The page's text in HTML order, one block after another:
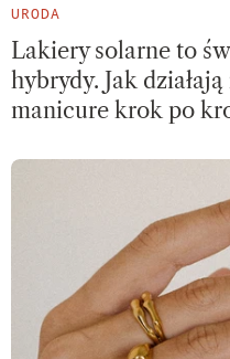
URODA
Lakiery solarne to
hybrydy. Jak
manicure krok po